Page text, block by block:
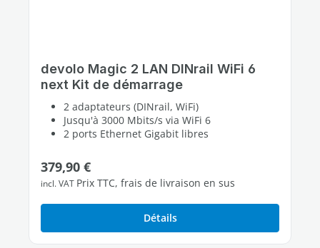
devolo Magic 2 LAN DINrail WiFi 6
next Kit de démarrage
2 adaptateurs (DINrail, WiFi)
Jusqu'à 3000 Mbits/s via WiFi 6
2 ports Ethernet Gigabit libres
Prix régulier :
379,90 €
incl. VAT Prix TTC, frais de livraison en sus
Détails